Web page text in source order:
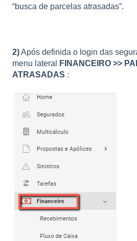
“busca de parcelas atrasadas”.
2)Após definida o login das
menu lateral
FINANCEIRO >>
ATRASADAS :